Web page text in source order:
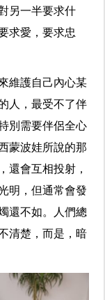
另一半要求什
求愛，要求忠
維護自己內心某
人，最受不了伴
別需要伴侶全心
蒙波娃所說的那
還會互相投射，
明，但通常會發
還不如。人們總
清楚，而是，暗